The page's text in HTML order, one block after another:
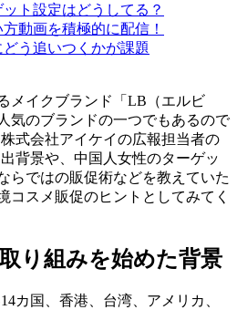
ト設定はどうしてる？
動画を積極的に配信！
う追いつくかが課題
メイクブランド「LB（エルビ
気のブランドの一つでもあるので
式会社アイケイの広報担当者の
背景や、中国人女性のターゲッ
らではの販促術などを教えていた
コスメ販促のヒントとしてみてく
り組みを始めた背景
カ国、香港、台湾、アメリカ、